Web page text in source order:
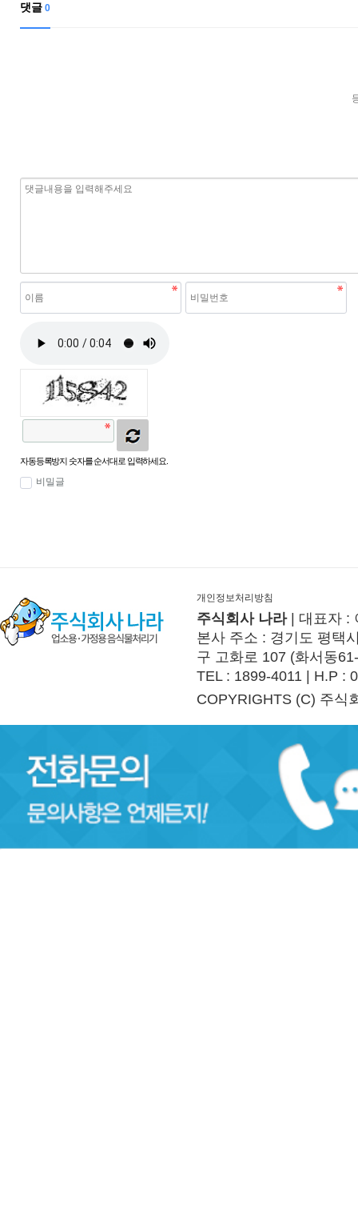
댓글 0
자동등록방지 숫자를 순서대로 입력하세요.
비밀글
개인정보처리방침
주식회사 나라| 대표자 :
본사 주소 : 경기도 평택
구 고화로 107 (화서동
TEL : 1899-4011 | H.P :
COPYRIGHTS (C) 주식